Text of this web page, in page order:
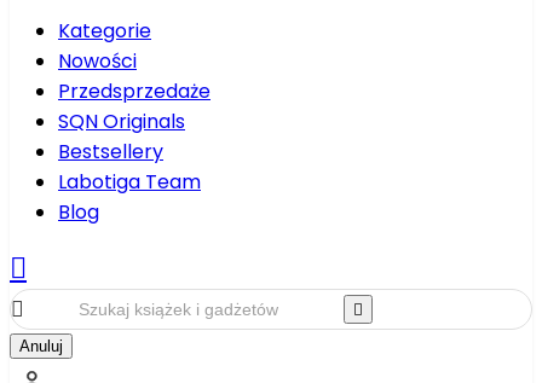
Kategorie
Nowości
Przedsprzedaże
SQN Originals
Bestsellery
Labotiga Team
Blog



Anuluj